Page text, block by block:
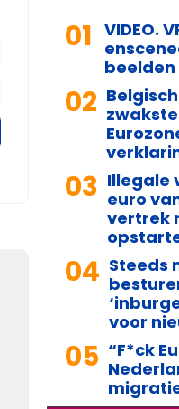
01 VIDEO.
beelden
02
03 Illegale
euro
vertrek
04 Steeds
voor
05 “F*ck